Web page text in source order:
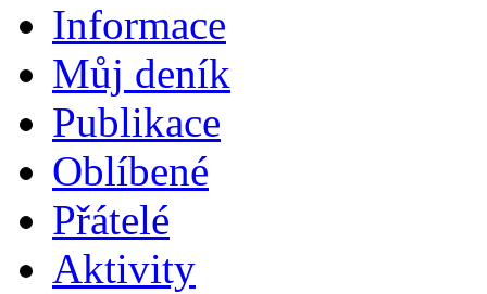
Informace
Můj deník
Publikace
Oblíbené
Přátelé
Aktivity